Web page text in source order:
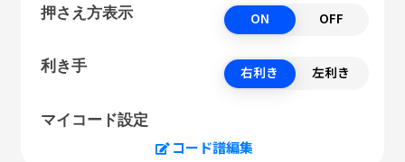
押さえ方表示 ON OFF
利き手 右利き 左利き
マイコード設定
コード譜編集